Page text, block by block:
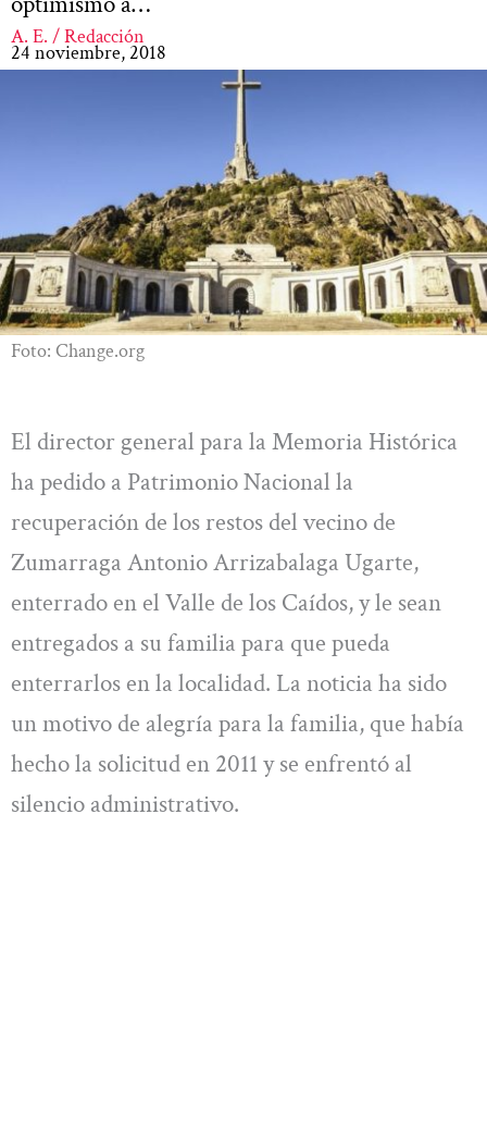
A. E. / Redacción
24 noviembre, 2018
Foto: Change.org
El director general para la Memoria Histórica
ha pedido a Patrimonio Nacional la
recuperación de los restos del vecino de
Zumarraga Antonio Arrizabalaga Ugarte,
enterrado en el Valle de los Caídos, y le sean
entregados a su familia para que pueda
enterrarlos en la localidad. La noticia ha sido
un motivo de alegría para la familia, que había
hecho la solicitud en 2011 y se enfrentó al
silencio administrativo.